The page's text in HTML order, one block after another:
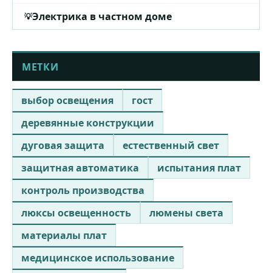
Электрика в частном доме
МЕТКИ
выбор освещения
гост
деревянные конструкции
дуговая защита
естественный свет
защитная автоматика
испытания плат
контроль производства
люксы освещенность
люмены света
материалы плат
медицинское использование